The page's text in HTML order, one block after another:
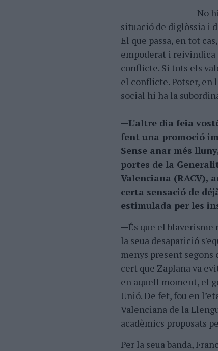
No
situació de diglòssia i
El que passa, en tot
empoderat i reivindica
conflicte. Si tots els
el conflicte. Potser,
social hi ha la
—L'altre dia feia
fent una promoció
Sense anar més
portes de la
Valenciana (RACV),
certa sensació de
estimulada per les
—És que el blaverisme
la seua desaparició
menys present segons
cert que Zaplana va
en aquell moment, el
Unió. De fet, fou en
Valenciana de la
acadèmics proposats
Per la seua banda,